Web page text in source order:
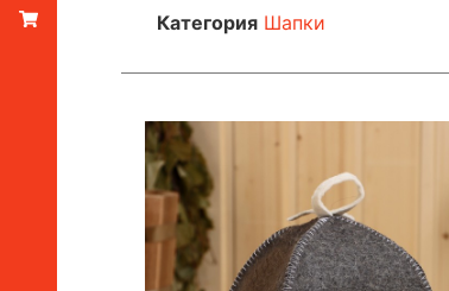
Категория Шапки